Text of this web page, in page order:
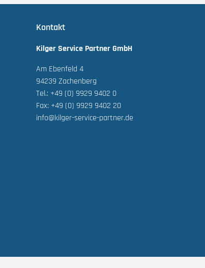
Kontakt
Kilger Service Partner GmbH
Am Ebenfeld 4
94239 Zachenberg
Tel.: +49 (0) 9929 9402 0
Fax: +49 (0) 9929 9402 20
info@kilger-service-partner.de